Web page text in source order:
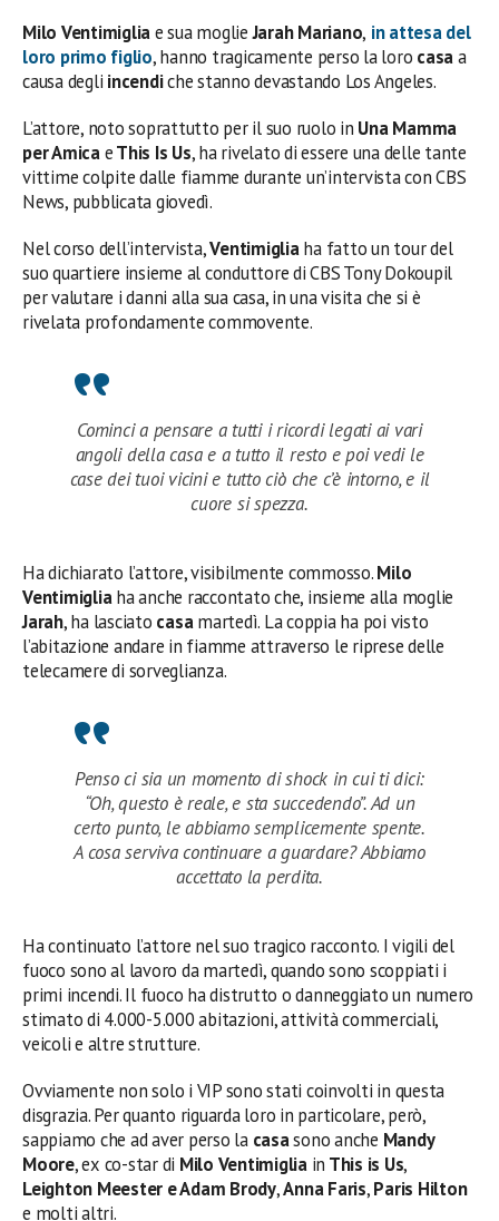
Milo Ventimigliae sua moglieJarah Mariano, in attesa del
loro primo figlio, hanno tragicamente perso la loro casaa
causa degli incendiche stanno devastando Los Angeles.
L’attore, noto soprattutto per il suo ruolo in Una Mamma
per AmicaeThis Is Us, ha rivelato di essere una delle tante
vittime colpite dalle fiamme durante un’intervista con CBS
News, pubblicata giovedì.
Nel corso dell’intervista,Ventimigliaha fatto un tour del
suo quartiere insieme al conduttore di CBS Tony Dokoupil
per valutare i danni alla sua casa, in una visita che si è
rivelata profondamente commovente.
Cominci a pensare a tutti i ricordi legati ai vari
angoli della casa e a tutto il resto e poi vedi le
case dei tuoi vicini e tutto ciò che c’è intorno, e il
cuore si spezza.
Ha dichiarato l’attore, visibilmente commosso.Milo
Ventimigliaha anche raccontato che, insieme alla moglie
Jarah, ha lasciato casamartedì. La coppia ha poi visto
l’abitazione andare in fiamme attraverso le riprese delle
telecamere di sorveglianza.
Penso ci sia un momento di shock in cui ti dici:
“Oh, questo è reale, e sta succedendo”. Ad un
certo punto, le abbiamo semplicemente spente.
A cosa serviva continuare a guardare? Abbiamo
accettato la perdita.
Ha continuato l’attore nel suo tragico racconto. I vigili del
fuoco sono al lavoro da martedì, quando sono scoppiati i
primi incendi. Il fuoco ha distrutto o danneggiato un numero
stimato di 4.000-5.000 abitazioni, attività commerciali,
veicoli e altre strutture.
Ovviamente non solo i VIP sono stati coinvolti in questa
disgrazia. Per quanto riguarda loro in particolare, però,
sappiamo che ad aver perso la casasono anche Mandy
Moore, ex co-star di Milo Ventimigliain This is Us,
Leighton Meester e Adam Brody,Anna Faris,Paris Hilton
e molti altri.